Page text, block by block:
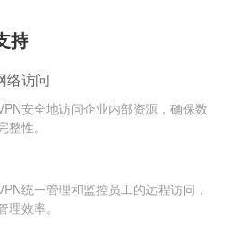
持
络访问
安全地访问企业内部资源，确保数
性。
统一管理和监控员工的远程访问，
效率。